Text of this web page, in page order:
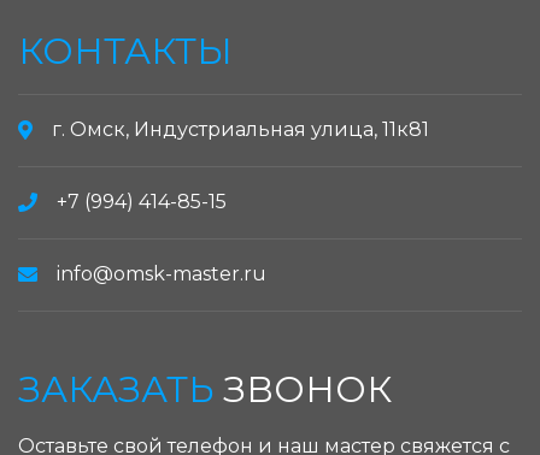
КОНТАКТЫ
г. Омск, Индустриальная улица, 11к81
+7 (994) 414-85-15
info@omsk-master.ru
ЗАКАЗАТЬ ЗВОНОК
Оставьте свой телефон и наш мастер свяжется с